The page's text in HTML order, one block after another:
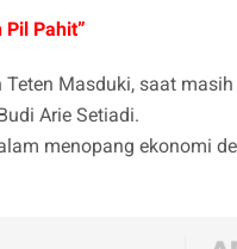
Pahit”
Masduki, saat
Arie Setiadi.
menopang ekonomi